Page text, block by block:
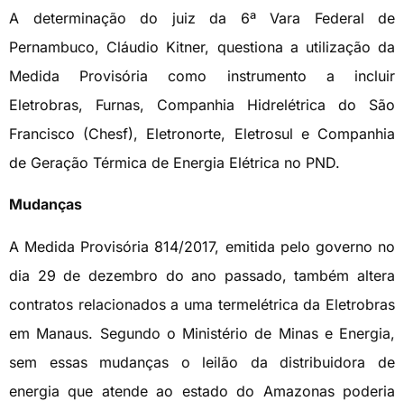
A determinação do juiz da 6ª Vara Federal de
Pernambuco, Cláudio Kitner, questiona a utilização da
Medida Provisória como instrumento a incluir
Eletrobras, Furnas, Companhia Hidrelétrica do São
Francisco (Chesf), Eletronorte, Eletrosul e Companhia
de Geração Térmica de Energia Elétrica no PND.
Mudanças
A Medida Provisória 814/2017, emitida pelo governo no
dia 29 de dezembro do ano passado, também altera
contratos relacionados a uma termelétrica da Eletrobras
em Manaus. Segundo o Ministério de Minas e Energia,
sem essas mudanças o leilão da distribuidora de
energia que atende ao estado do Amazonas poderia